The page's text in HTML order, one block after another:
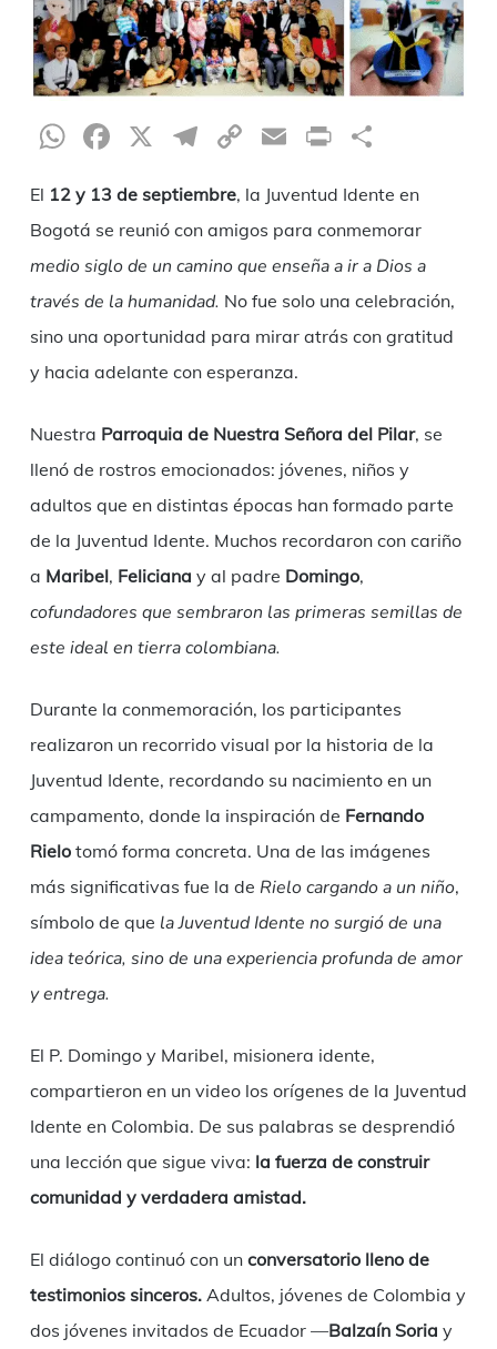
WhatsApp
Facebook
X Telegram
CopyEmailPrint
El 12 y 13 de septiembre, la Juventud Idente en
Bogotá se reunió con amigos para conmemorar
medio siglo de un camino que enseña a ir a Dios a
través de la humanidad. No fue solo una celebración,
sino una oportunidad para mirar atrás con gratitud
y hacia adelante con esperanza.
Nuestra Parroquia de Nuestra Señora del Pilar, se
llenó de rostros emocionados: jóvenes, niños y
adultos que en distintas épocas han formado parte
de la Juventud Idente. Muchos recordaron con cariño
a Maribel, Feliciana y al padre Domingo,
cofundadores que sembraron las primeras semillas de
este ideal en tierra colombiana.
Durante la conmemoración, los participantes
realizaron un recorrido visual por la historia de la
Juventud Idente, recordando su nacimiento en un
campamento, donde la inspiración de Fernando
Rielotomó forma concreta. Una de las imágenes
más significativas fue la de Rielo cargando a un niño,
símbolo de que la Juventud Idente no surgió de una
idea teórica, sino de una experiencia profunda de amor
y entrega.
El P. Domingo y Maribel, misionera idente,
compartieron en un video los orígenes de la Juventud
Idente en Colombia. De sus palabras se desprendió
una lección que sigue viva: la fuerza de construir
comunidad y verdadera amistad.
El diálogo continuó con un conversatorio lleno de
testimonios sinceros.Adultos, jóvenes de Colombia y
dos jóvenes invitados de Ecuador —Balzaín Soria y